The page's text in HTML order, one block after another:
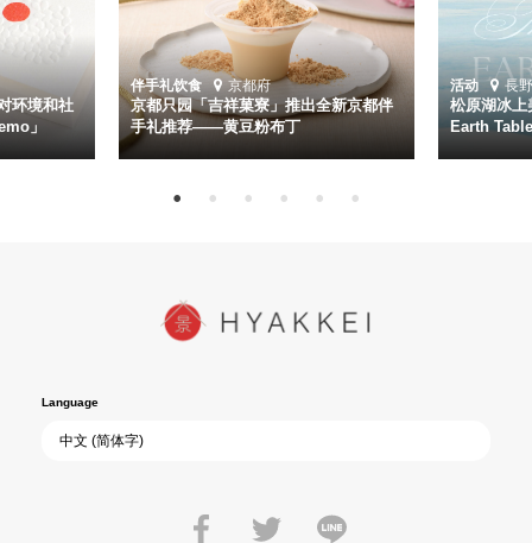
环境和社
」
伴手礼饮食 京都府
京都只园「吉祥菓寮」推出全新京都伴
手礼推荐——黄豆粉布丁
活动 長
松原湖冰
Earth
Language